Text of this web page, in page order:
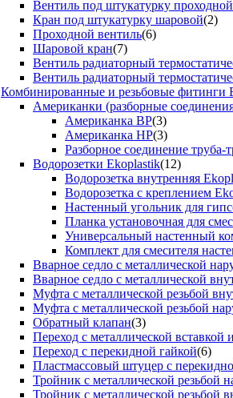
Вентиль под штукатурку
Кран под штукатурку шаровой(2)
Проходной вентиль(6)
Шаровой кран(7)
Вентиль радиаторный
Вентиль радиаторный
Комбинированные и резьбовые фитинги
Американки (разборные
Американка ВР(3)
Американка НР(3)
Разборное соединение труба-
Водорозетки Ekoplastik(12)
Водорозетка внутренняя
Водорозетка с креплением
Настенный угольник для
Планка установочная для
Универсальный настенный
Комплект для смесителя
Вварное седло с металлической
Вварное седло с металлической
Муфта с металлической резьбой
Муфта с металлической резьбой
Обратный клапан(3)
Переход с металлической вставкой
Переход с перекидной гайкой(6)
Пластмассовый штуцер с
Тройник с металлической резьбой
Тройник с металлической резьбой